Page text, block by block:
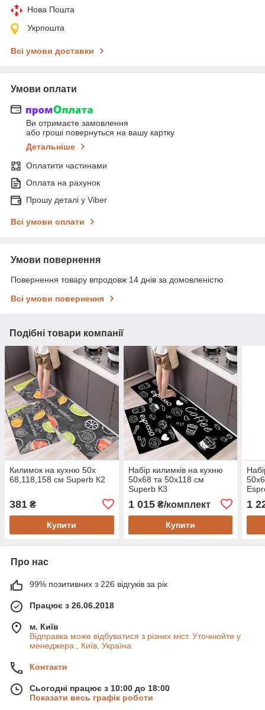
Нова Пошта
Укрпошта
Всі умови доставки
Умови оплати
Ви отримаєте замовлення
або гроші повернуться на вашу картку
Детальніше
Оплатити частинами
Оплата на рахунок
Прошу деталі у Viber
Всі умови оплати
Умови повернення
Повернення товару впродовж 14 днів за домовленістю
Всі умови повернення
Подібні товари компанії
Килимок на кухню 50х
68,118,158 см Superb К2
381 ₴
Купити
Набір килимків на кухню
50х68 та 50х118 см
Superb К3
1 015₴/комплект
Купити
1
Про нас
99% позитивних з 226 відгуків за рік
Працює з 26.06.2018
м. Київ
Відправка може відбуватися з різних міст. Уточнюйте у
менеджера., Київ, Україна
Контакти
Сьогодні працює з 10:00 до 18:00
Показати весь графік роботи